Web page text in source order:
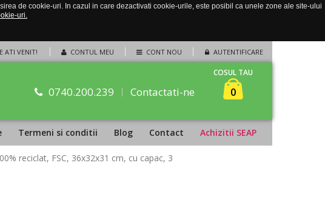
de cookie-uri. In cazul in care dezactivati cookie-urile, este posibil ca unele zone ale site-ului
uri.
CONTUL MEU CONT NOU AUTENTIFICARE
ATI VENIT!
0740.200.239 Contactati-ne
COSUL TAU
0
Termeni si conditii Blog Contact Achizitii SEAP
reciclat, FSC, 36x32x31 cm, cu capac, 3